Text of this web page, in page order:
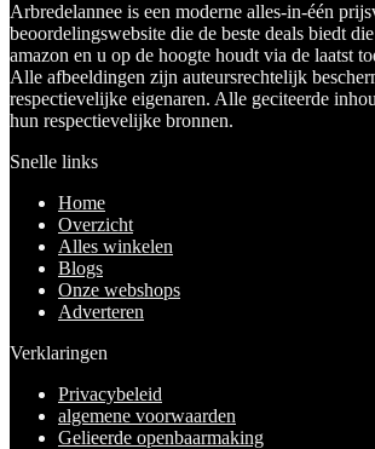
Arbredelannee is een moderne alles-in-één
beoordelingswebsite die de beste deals biedt
amazon en u op de hoogte houdt via de laatst
Alle afbeeldingen zijn auteursrechtelijk
respectievelijke eigenaren. Alle geciteerde
hun respectievelijke bronnen.
Snelle links
Home
Overzicht
Alles winkelen
Blogs
Onze webshops
Adverteren
Verklaringen
Privacybeleid
algemene voorwaarden
Gelieerde openbaarmaking